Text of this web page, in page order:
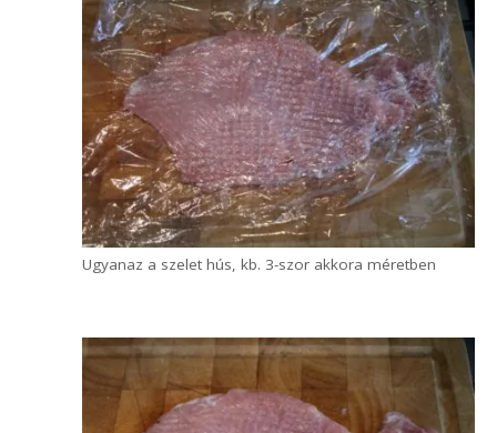
húsra klopfolás közben, akkor nem vered
szét. Határozott, közepesen erős
mozdulatokkal üsd a húst, enyhén kifelé, a
széle felé. 4-5-ször meg kell fordítani, mire
eléri végső formáját és vastagságát.